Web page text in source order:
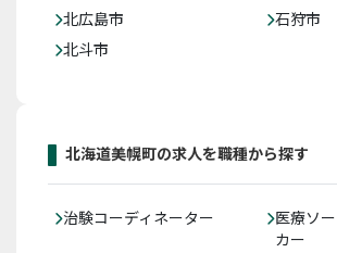
北広島市
石狩市
北斗市
北海道美幌町の求人を職種から探す
治験コーディネーター
医療ソ
カー